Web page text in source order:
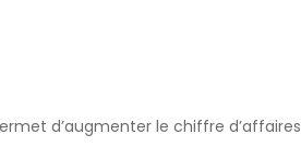
d’augmenter le chiffre d’affaires